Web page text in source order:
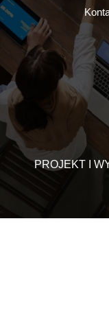
PROJEKT I